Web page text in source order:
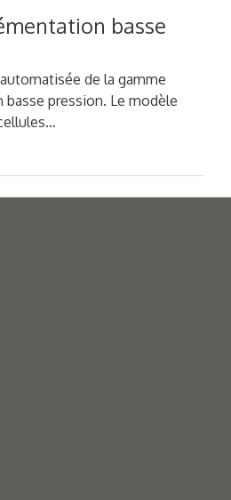
basse
de la gamme
basse pression. Le modèle